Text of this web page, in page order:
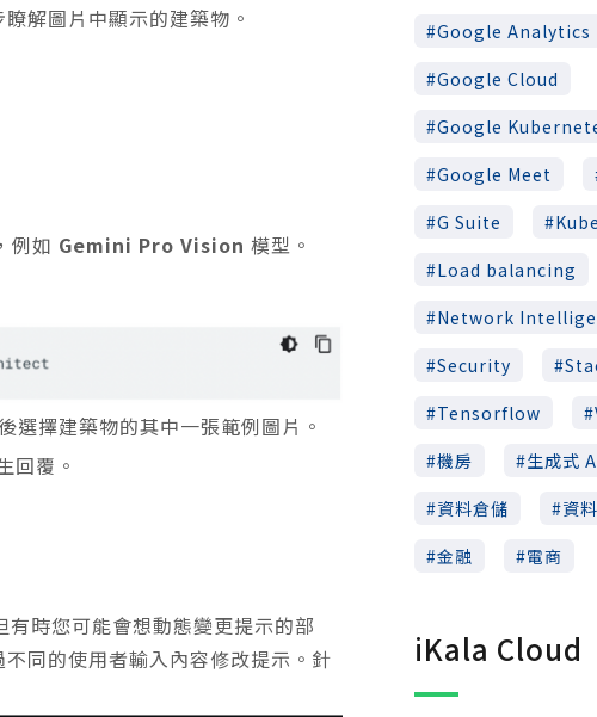
解圖片中顯示的建築物。
例如 Gemini Pro Vision 模型。
選擇建築物的其中一張範例圖片。
回覆。
時您可能會想動態變更提示的部
同的使用者輸入內容修改提示。針
Google Analytics
Google Cloud
Google
Google Meet
G Suite
Load balancing
Network
Security
Tensorflow
機房
生成式
資料倉儲
資
金融
電商
iKala Cloud